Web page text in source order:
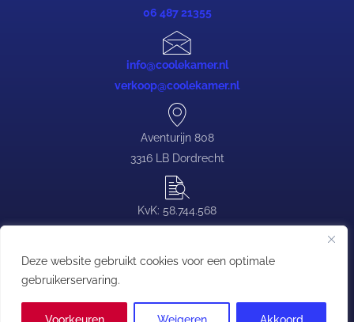
Deze website gebruikt cookies voor een optimale
gebruikerservaring.
06 487 21355
info@coolekamer.nl
verkoop@coolekamer.nl
Aventurijn 808
3316 LB Dordrecht
KvK: 58.744.568
contact@coolekamer.nl